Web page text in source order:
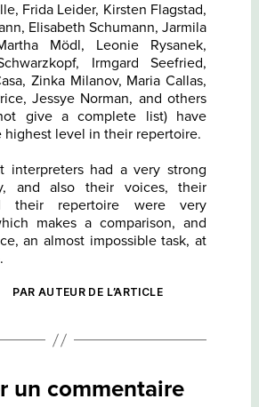
Frida Leider, Kirsten Flagstad,
Elisabeth Schumann, Jarmila
Mödl, Leonie Rysanek,
Irmgard Seefried,
Zinka Milanov, Maria Callas,
Jessye Norman, and others
give a complete list) have
highest level in their repertoire.
interpreters had a very strong
and also their voices, their
their repertoire were very
makes a comparison, and
an almost impossible task, at
PAR AUTEUR DE L’ARTICLE
un commentaire